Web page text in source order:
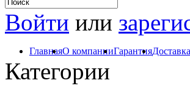
Войти или
ГлавнаяО компанииГарантия
Категории